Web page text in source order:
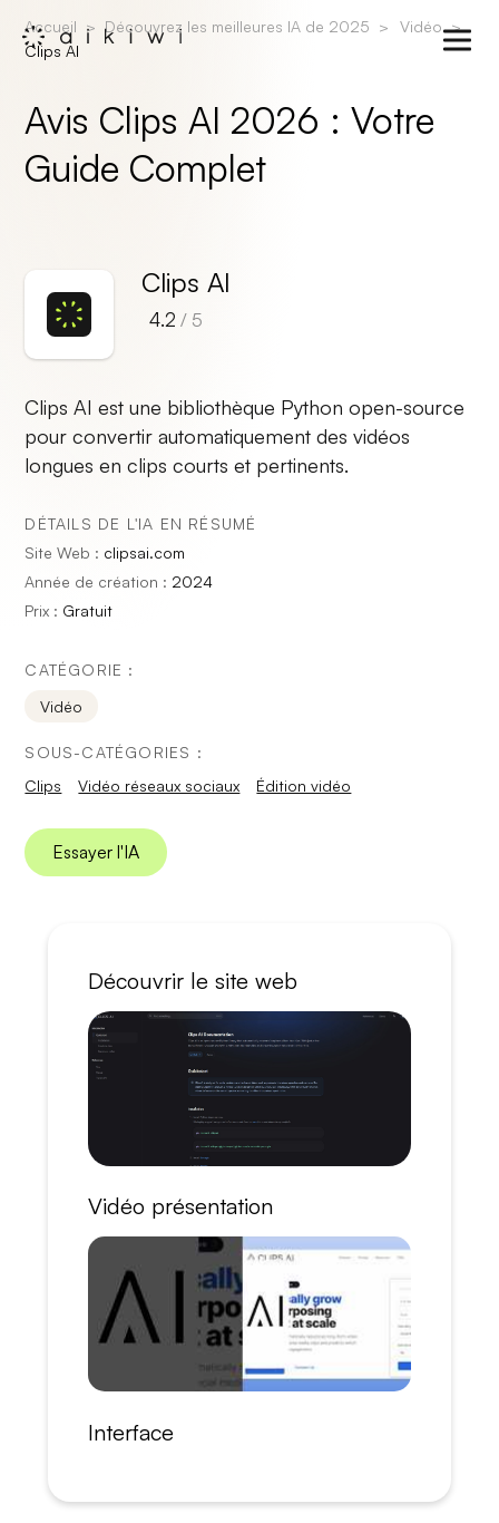
Accueil Découvrez les meilleures IA de 2025
Vidéo
Clips AI
Avis Clips AI 2026 : Votre
Guide Complet
Clips AI
4.2 / 5
Clips AI est une bibliothèque Python open-source
pour convertir automatiquement des vidéos
longues en clips courts et pertinents.
DÉTAILS DE L'IA EN RÉSUMÉ
Site Web : clipsai.com
Année de création : 2024
Prix : Gratuit
CATÉGORIE :
Vidéo
SOUS-CATÉGORIES :
Clips
Vidéo réseaux sociaux Édition vidéo
Essayer l'IA
Découvrir le site web
Vidéo présentation
Interface